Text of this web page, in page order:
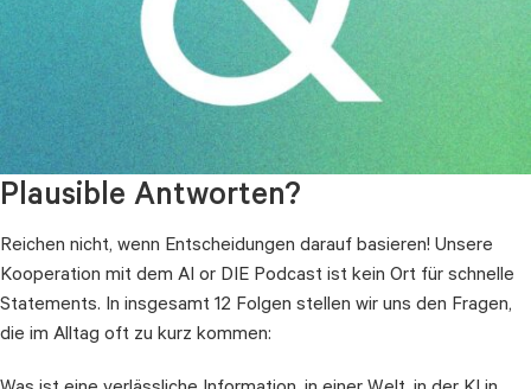
Folge 2: Was passiert, wenn Daten plötzlich
überprüfbar werden?
scheinbar verfügbar sind. Was passiert, wenn regulatorische
Anforderungen die vollständige Nachvollziehbarkeit von Daten
verlangen? Oder wenn Informationen erhoben werden müssen,
die vorher niemand gebraucht hat?
Plausible Antworten?
Reichen nicht, wenn Entscheidungen darauf basieren! Unsere
Kooperation mit dem AI or DIE Podcast ist kein Ort für schnelle
Statements. In insgesamt 12 Folgen stellen wir uns den Fragen,
die im Alltag oft zu kurz kommen: